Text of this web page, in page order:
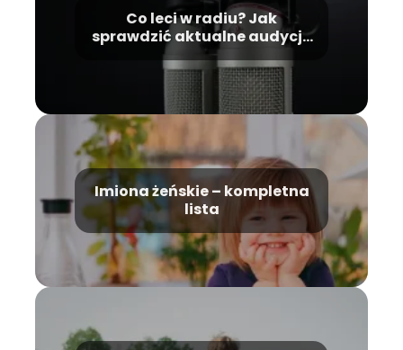
Co leci w radiu? Jak
sprawdzić aktualne audycje
i utwory?
Imiona żeńskie – kompletna
lista